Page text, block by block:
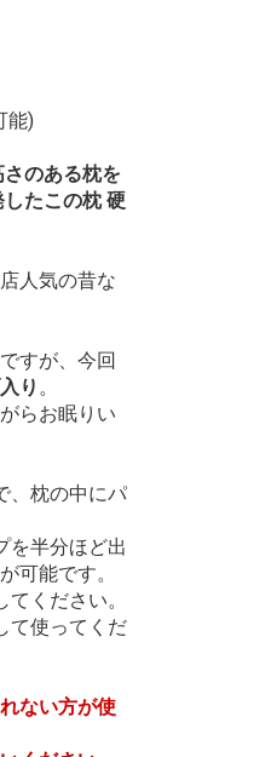
能)
のある枕を
たこの枕 硬
人気の昔な
すが、今回
り 。
らお眠りい
、枕の中にパ
を半分ほど出
可能です。
ください。
て使ってくだ
ない方が使